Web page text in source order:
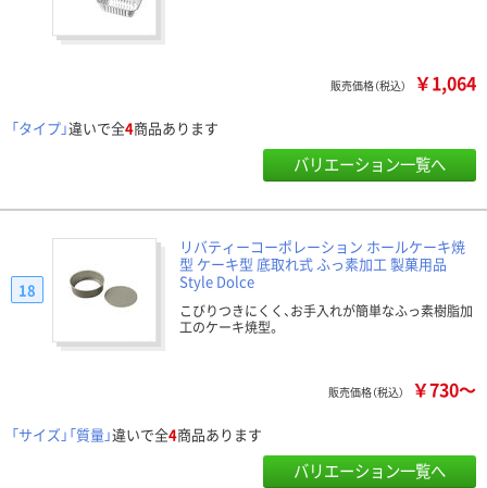
販売価格（税込） ￥1,064
「タイプ」違いで全4商品あります
バリエーション一覧へ
リバティーコーポレーション ホールケーキ焼
型 ケーキ型 底取れ式 ふっ素加工 製菓用品
Style Dolce
こびりつきにくく、お手入れが簡単なふっ素樹脂加
工のケーキ焼型。
18
販売価格（税込） ￥730～
「サイズ」「質量」違いで全4商品あります
バリエーション一覧へ